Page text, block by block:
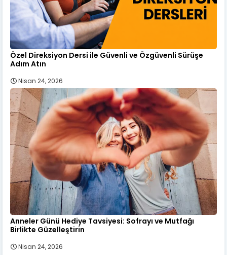
Özel Direksiyon Dersi ile Güvenli ve Özgüvenli Sürüşe
Adım Atın
Nisan 24, 2026
Anneler Günü Hediye Tavsiyesi: Sofrayı ve Mutfağı
Birlikte Güzelleştirin
Nisan 24, 2026